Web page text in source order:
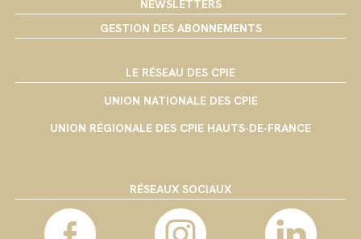
NEWSLETTERS
GESTION DES ABONNEMENTS
LE RÉSEAU DES CPIE
UNION NATIONALE DES CPIE
UNION RÉGIONALE DES CPIE HAUTS-DE-FRANCE
RÉSEAUX SOCIAUX